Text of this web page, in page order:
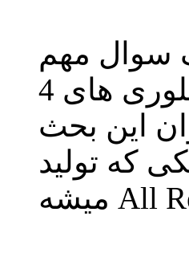
در فیلمهای اورجینال و دستگاه بلوری های 4K UHD
که تولید